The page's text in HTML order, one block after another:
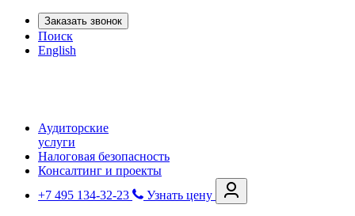
Заказать звонок
Поиск
English
Аудиторские
услуги
Налоговая безопасность
Консалтинг и проекты
+7 495 134-32-23
Узнать цену